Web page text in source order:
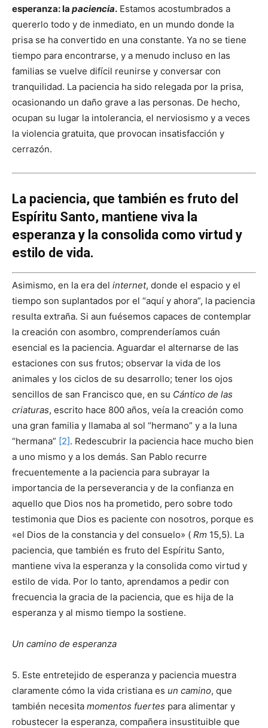
esperanza: la paciencia. Estamos acostumbrados a
quererlo todo y de inmediato, en un mundo donde la
prisa se ha convertido en una constante. Ya no se tiene
tiempo para encontrarse, y a menudo incluso en las
familias se vuelve difícil reunirse y conversar con
tranquilidad. La paciencia ha sido relegada por la prisa,
ocasionando un daño grave a las personas. De hecho,
ocupan su lugar la intolerancia, el nerviosismo y a veces
la violencia gratuita, que provocan insatisfacción y
cerrazón.
La paciencia, que también es fruto del
Espíritu Santo, mantiene viva la
esperanza y la consolida como virtud y
estilo de vida.
Asimismo, en la era del internet, donde el espacio y el
tiempo son suplantados por el “aquí y ahora”, la paciencia
resulta extraña. Si aun fuésemos capaces de contemplar
la creación con asombro, comprenderíamos cuán
esencial es la paciencia. Aguardar el alternarse de las
estaciones con sus frutos; observar la vida de los
animales y los ciclos de su desarrollo; tener los ojos
sencillos de san Francisco que, en su Cántico de las
criaturas, escrito hace 800 años, veía la creación como
una gran familia y llamaba al sol “hermano” y a la luna
“hermana” [2]. Redescubrir la paciencia hace mucho bien
a uno mismo y a los demás. San Pablo recurre
frecuentemente a la paciencia para subrayar la
importancia de la perseverancia y de la confianza en
aquello que Dios nos ha prometido, pero sobre todo
testimonia que Dios es paciente con nosotros, porque es
«el Dios de la constancia y del consuelo» ( Rm 15,5). La
paciencia, que también es fruto del Espíritu Santo,
mantiene viva la esperanza y la consolida como virtud y
estilo de vida. Por lo tanto, aprendamos a pedir con
frecuencia la gracia de la paciencia, que es hija de la
esperanza y al mismo tiempo la sostiene.
Un camino de esperanza
5. Este entretejido de esperanza y paciencia muestra
claramente cómo la vida cristiana es un camino, que
también necesita momentos fuertes para alimentar y
robustecer la esperanza, compañera insustituible que